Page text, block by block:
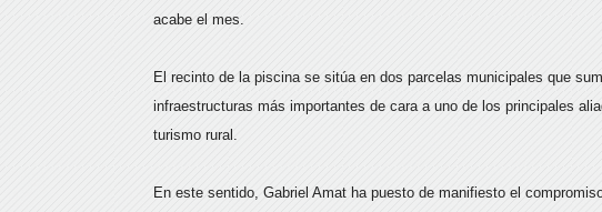
acabe el mes.
El recinto de la piscina se sitúa en dos parcelas municipales que
infraestructuras más importantes de cara a uno de los principales
turismo rural.
En este sentido, Gabriel Amat ha puesto de manifiesto el